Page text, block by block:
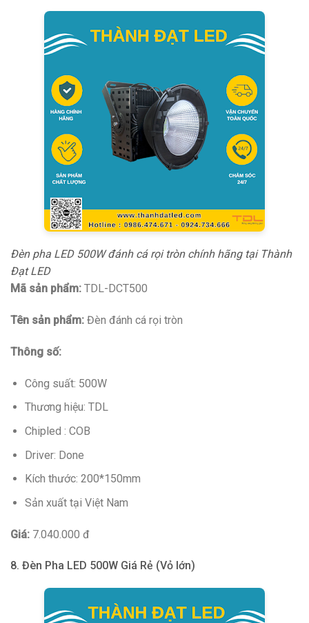
Đèn pha LED 500W đánh cá rọi tròn chính hãng tại Thành
Đạt LED
Mã sản phẩm: TDL-DCT500
Tên sản phẩm: Đèn đánh cá rọi tròn
Thông số:
Công suất: 500W
Thương hiệu: TDL
Chipled : COB
Driver: Done
Kích thước: 200*150mm
Sản xuất tại Việt Nam
Giá: 7.040.000 đ
8. Đèn Pha LED 500W Giá Rẻ (Vỏ lớn)